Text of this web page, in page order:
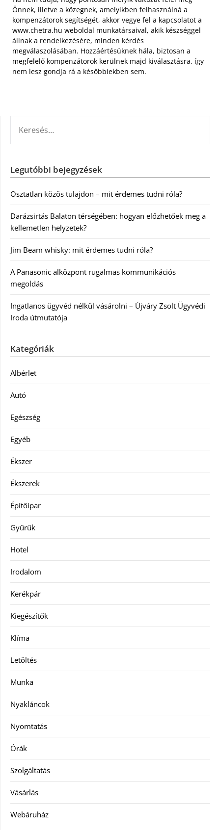
Önnek, illetve a közegnek, amelyikben felhasználná a
kompenzátorok segítségét, akkor vegye fel a kapcsolatot a
www.chetra.hu weboldal munkatársaival, akik készséggel
állnak a rendelkezésére, minden kérdés
megválaszolásában. Hozzáértésüknek hála, biztosan a
megfelelő kompenzátorok kerülnek majd kiválasztásra, így
nem lesz gondja rá a későbbiekben sem.
Legutóbbi bejegyzések
Osztatlan közös tulajdon – mit érdemes tudni róla?
Darázsirtás Balaton térségében: hogyan előzhetőek meg a
kellemetlen helyzetek?
Jim Beam whisky: mit érdemes tudni róla?
A Panasonic alközpont rugalmas kommunikációs
megoldás
Ingatlanos ügyvéd nélkül vásárolni – Újváry Zsolt Ügyvédi
Iroda útmutatója
Kategóriák
Albérlet
Autó
Egészség
Egyéb
Ékszer
Ékszerek
Építőipar
Gyűrűk
Hotel
Irodalom
Kerékpár
Kiegészítők
Klíma
Letöltés
Munka
Nyakláncok
Nyomtatás
Órák
Szolgáltatás
Vásárlás
Webáruház